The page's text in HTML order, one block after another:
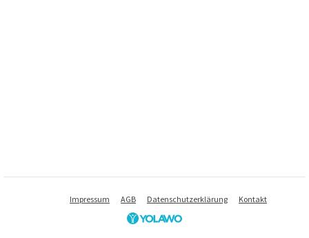
Impressum AGB Datenschutzerklärung Kontakt